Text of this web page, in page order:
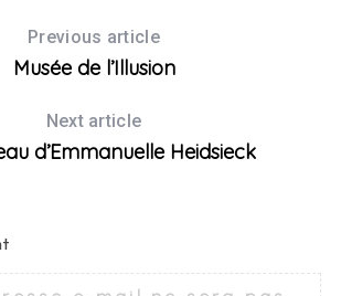
Previous article
Musée de l’Illusion
Next article
d’Emmanuelle Heidsieck